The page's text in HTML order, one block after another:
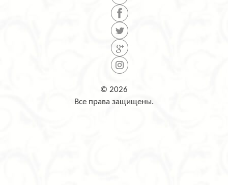
© 2026
Все права защищены.